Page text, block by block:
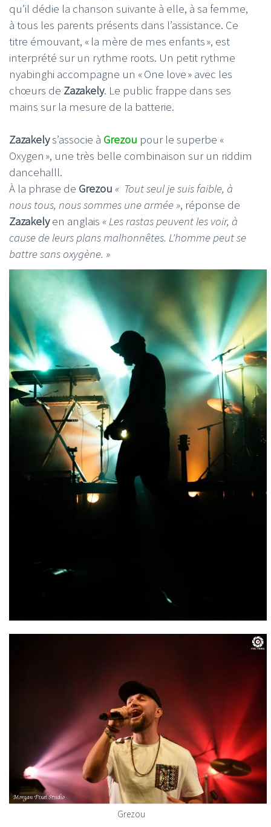
qu’il dédie la chanson suivante à elle, à sa femme,
à tous les parents présents dans l’assistance. Ce
titre émouvant, « la mère de mes enfants », est
interprété sur un rythme roots. Un petit rythme
nyabinghi accompagne un « One love » avec les
chœurs de Zazakely. Le public frappe dans ses
mains sur la mesure de la batterie.
Zazakelys’associe à Grezou pour le superbe «
Oxygen », une très belle combinaison sur un riddim
dancehalll.
À la phrase de Grezou « Tout seul je suis faible, à
nous tous, nous sommes une armée », réponse de
Zazakelyen anglais « Les rastas peuvent les voir, à
cause de leurs plans malhonnêtes. L'homme peut se
battre sans oxygène. »
Grezou